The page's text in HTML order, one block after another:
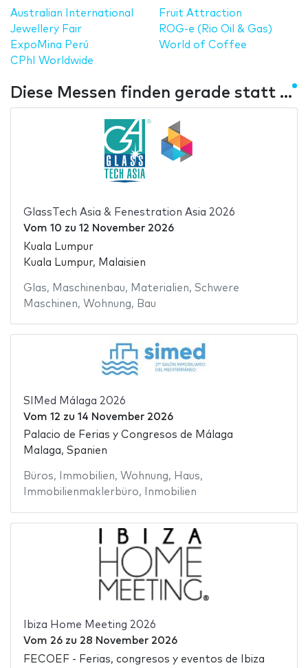
Australian International
Jewellery Fair
ExpoMina Perú
CPhI Worldwide
Fruit Attraction
ROG-e (Rio Oil & Gas)
World of Coffee
Diese Messen finden gerade statt ...
GlassTech Asia & Fenestration Asia 2026
Vom 10 zu 12 November 2026
Kuala Lumpur
Kuala Lumpur, Malaisien
Glas, Maschinenbau, Materialien, Schwere
Maschinen, Wohnung, Bau
SIMed Málaga 2026
Vom 12 zu 14 November 2026
Palacio de Ferias y Congresos de Málaga
Malaga, Spanien
Büros, Immobilien, Wohnung, Haus,
Immobilienmaklerbüro, Inmobilien
Ibiza Home Meeting 2026
Vom 26zu 28 November 2026
FECOEF - Ferias, congresos y eventos de Ibiza